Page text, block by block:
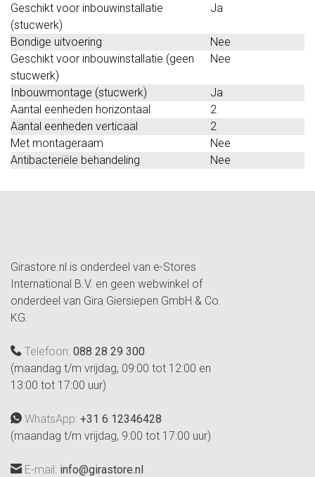
Geschikt voor inbouwinstallatie
(stucwerk)
Ja
Bondige uitvoering
Nee
Geschikt voor inbouwinstallatie (geen
stucwerk)
Nee
Inbouwmontage (stucwerk)
Ja
Aantal eenheden horizontaal
2
Aantal eenheden verticaal
2
Met montageraam
Nee
Antibacteriële behandeling
Nee
Girastore.nl is onderdeel van e-Stores
International B.V. en geen webwinkel of
onderdeel van Gira Giersiepen GmbH & Co.
KG.
Telefoon: 088 28 29 300
(maandag t/m vrijdag, 09:00 tot 12:00 en
13:00 tot 17:00 uur)
WhatsApp: +31 6 12346428
(maandag t/m vrijdag, 9:00 tot 17:00 uur)
E-mail: info@girastore.nl